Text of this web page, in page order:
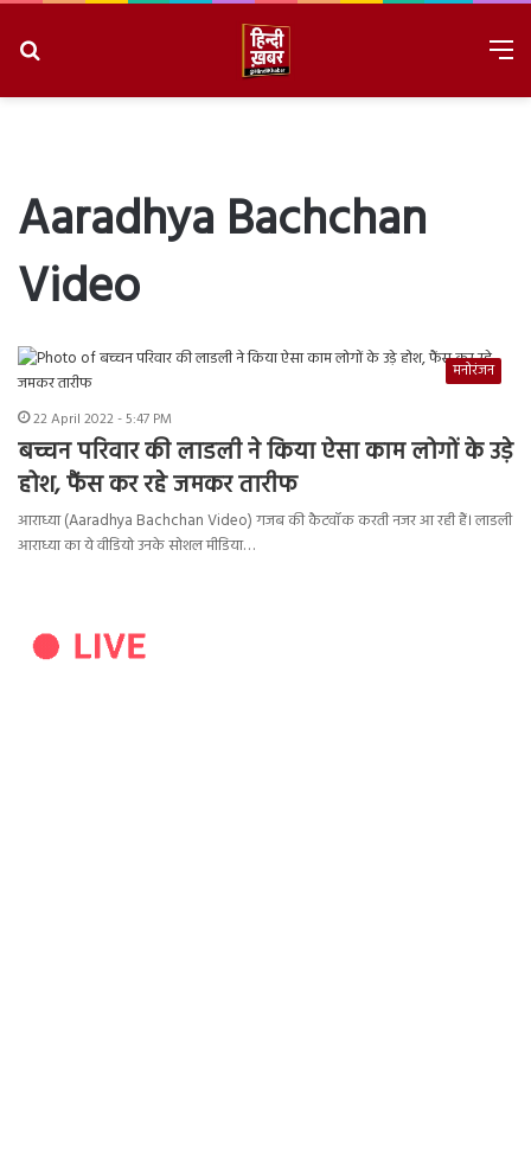
Aaradhya Bachchan
Video
मनोरंजन
22 April 2022 - 5:47 PM
बच्चन परिवार की लाडली ने किया ऐसा काम लोगों के उड़े
होश, फैंस कर रहे जमकर तारीफ
आराध्या (Aaradhya Bachchan Video) गजब की कैटवॉक करती नजर आ रही हैं। लाडली
आराध्या का ये वीडियो उनके सोशल मीडिया…